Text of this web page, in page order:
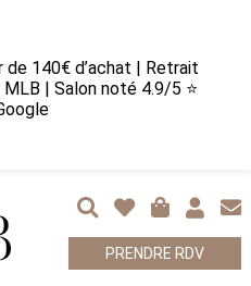
140€ d’achat | Retrait
| Salon noté 4.9/5 ⭐
PRENDRE RDV